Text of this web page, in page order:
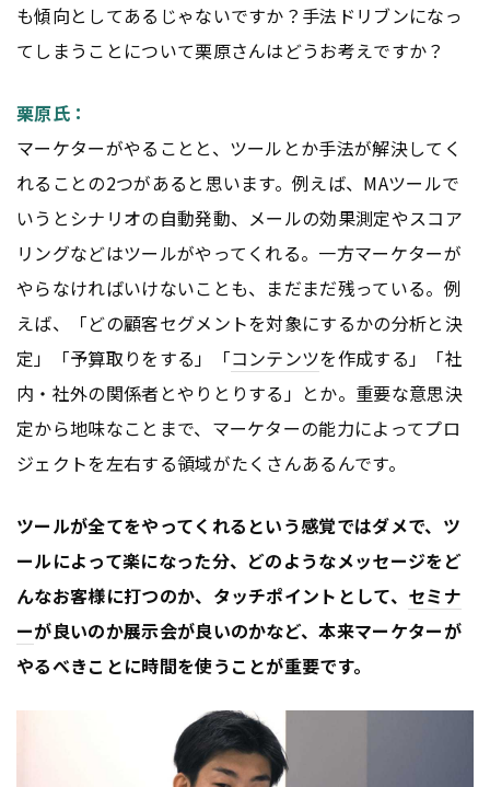
も傾向としてあるじゃないですか？手法ドリブンになっ
てしまうことについて栗原さんはどうお考えですか？
栗原氏：
マーケターがやることと、ツールとか手法が解決してく
れることの2つがあると思います。例えば、MAツールで
いうとシナリオの自動発動、メールの効果測定やスコア
リングなどはツールがやってくれる。一方マーケターが
やらなければいけないことも、まだまだ残っている。例
えば、「どの顧客セグメントを対象にするかの分析と決
定」「予算取りをする」「コンテンツを作成する」「社
内・社外の関係者とやりとりする」とか。重要な意思決
定から地味なことまで、マーケターの能力によってプロ
ジェクトを左右する領域がたくさんあるんです。
ツールが全てをやってくれるという感覚ではダメで、ツ
ールによって楽になった分、どのようなメッセージをど
んなお客様に打つのか、タッチポイントとして、 セミナ
ーが良いのか展示会が良いのかなど、本来マーケターが
やるべきことに時間を使うことが重要です。